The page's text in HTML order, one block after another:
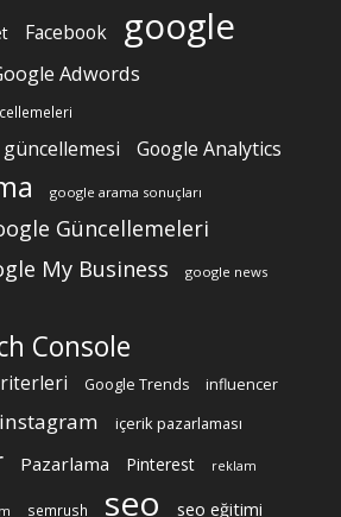
Facebook google
Adwords
Google Analytics
google arama sonuçları
Güncellemeleri
My Business google news
Console
Google Trends influencer
instagram içerik pazarlaması
Pazarlama Pinterest reklam
semrush seo seo eğitimi